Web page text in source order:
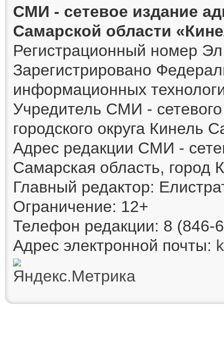
СМИ - сетевое издание
Самарской области
Регистрационный номер
Зарегистрировано
информационных
Учредитель СМИ -
городского округа Кинель
Адрес редакции СМИ -
Самарская область, город
Главный редактор:
Ограничение: 12+
Телефон редакции: 8 (846-
Адрес электронной почты: